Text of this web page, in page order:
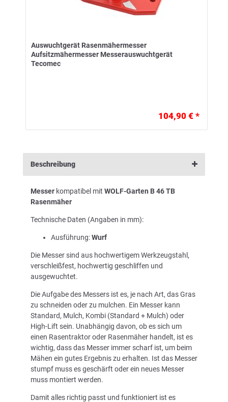
Auswuchtgerät Rasenmähermesser
Aufsitzmähermesser Messerauswuchtgerät
Tecomec
104,90 € *
Beschreibung
Messer kompatibel mit WOLF-Garten B 46 TB
Rasenmäher
Technische Daten (Angaben in mm):
Ausführung:Wurf
Die Messer sind aus hochwertigem Werkzeugstahl,
verschleißfest, hochwertig geschliffen und
ausgewuchtet.
Die Aufgabe des Messers ist es, je nach Art, das Gras
zu schneiden oder zu mulchen. Ein Messer kann
Standard, Mulch, Kombi (Standard + Mulch) oder
High-Lift sein. Unabhängig davon, ob es sich um
einen Rasentraktor oder Rasenmäher handelt, ist es
wichtig, dass das Messer immer scharf ist, um beim
Mähen ein gutes Ergebnis zu erhalten. Ist das Messer
stumpf muss es geschärft oder ein neues Messer
muss montiert werden.
Damit alles richtig passt und funktioniert ist es